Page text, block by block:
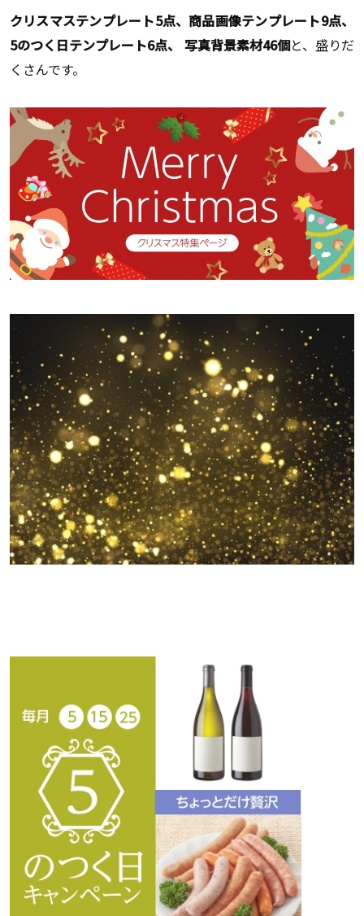
クリスマステンプレート5点、商品画像テンプレート9点、
5のつく日テンプレート6点、 写真背景素材46個と、盛りだ
くさんです。